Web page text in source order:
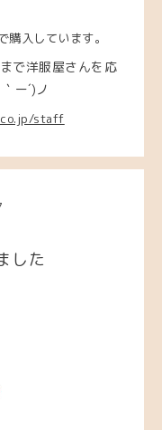
購入しています。
で洋服屋さんを応
ー´)ノ
staff
した